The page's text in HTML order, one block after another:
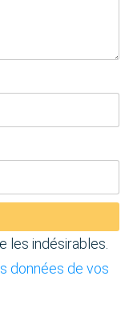
les indésirables.
données de vos